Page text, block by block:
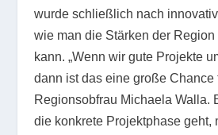
wurde schließlich nach
wie man die Stärken der
kann. „Wenn wir gute Projekte
dann ist das eine große Chance
Regionsobfrau Michaela Walla.
die konkrete Projektphase geht,